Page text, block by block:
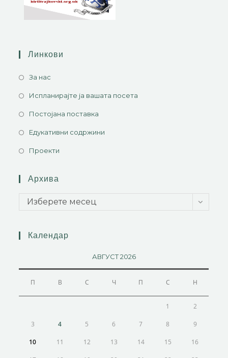
Линкови
За нас
Испланирајте ја вашата посета
Постојана поставка
Едукативни содржини
Проекти
Архива
Изберете месец
Календар
АВГУСТ 2026
П В С Ч П С Н
1 2
3 4 5 6 7 8 9
10 11 12 13 14 15 16